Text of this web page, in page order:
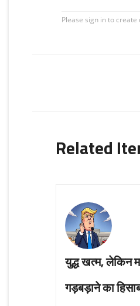
Related
युद्ध खत्म, लेकिन
गड़बड़ाने का